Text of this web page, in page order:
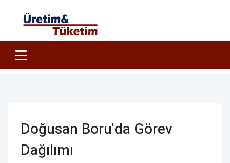
Doğusan Boru'da Görev
Dağılımı